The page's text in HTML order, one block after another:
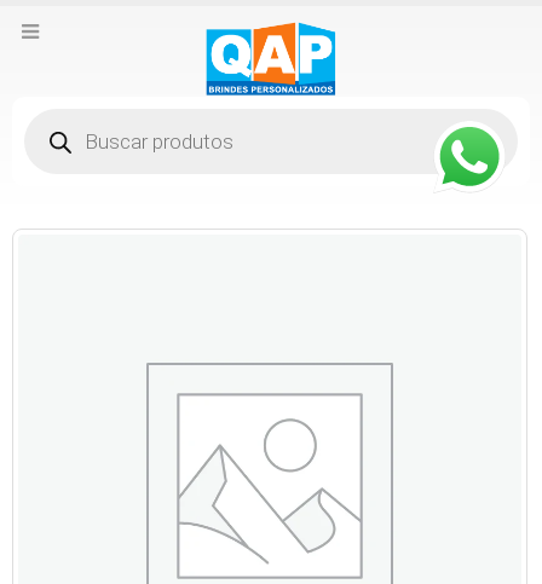
produtos